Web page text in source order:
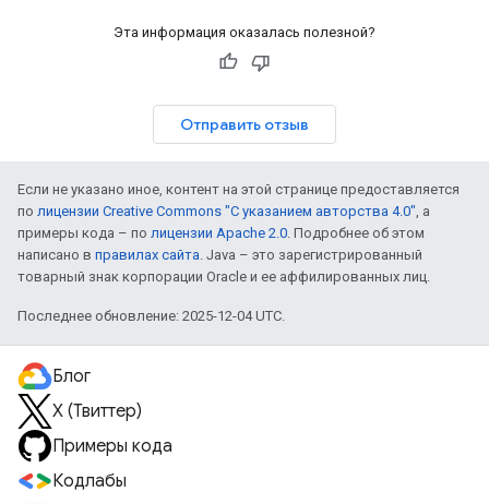
Эта информация оказалась полезной?
Отправить отзыв
Если не указано иное, контент на этой странице предоставляется
по лицензии Creative Commons "С указанием авторства 4.0", а
примеры кода – по лицензии Apache 2.0. Подробнее об этом
написано в правилах сайта. Java – это зарегистрированный
товарный знак корпорации Oracle и ее аффилированных лиц.
Последнее обновление: 2025-12-04 UTC.
Блог
X (Твиттер)
Примеры кода
Кодлабы